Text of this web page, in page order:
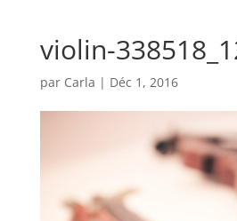
violin-
par Carla | Déc 1, 2016